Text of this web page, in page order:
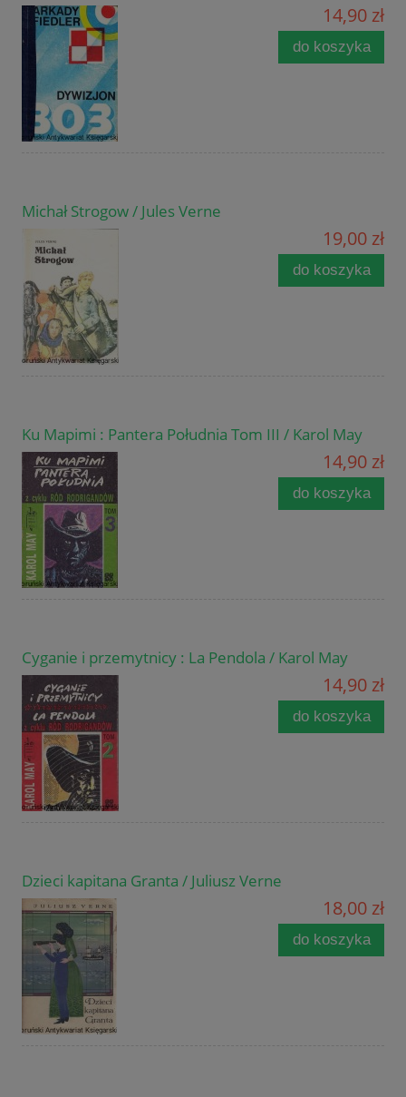
14,90 zł
do koszyka
Michał Strogow / Jules Verne
19,00 zł
do koszyka
Ku Mapimi : Pantera Południa Tom III / Karol May
14,90 zł
do koszyka
Cyganie i przemytnicy : La Pendola / Karol May
14,90 zł
do koszyka
Dzieci kapitana Granta / Juliusz Verne
18,00 zł
do koszyka